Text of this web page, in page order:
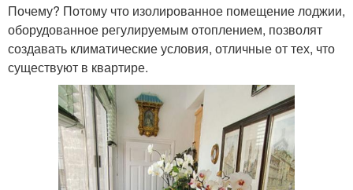
Почему? Потому что изолированное помещение лоджии,
оборудованное регулируемым отоплением, позволят
создавать климатические условия, отличные от тех, что
существуют в квартире.